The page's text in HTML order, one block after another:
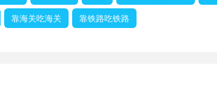
靠海关吃海关 靠铁路吃铁路